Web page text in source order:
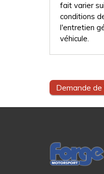
fait varier
conditions
l'entretien
véhicule.
Demande